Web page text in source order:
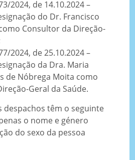
2024, de 14.10.2024 –
do Dr. Francisco
Consultor da Direção-
2024, de 25.10.2024 –
da Dra. Maria
de Nóbrega Moita como
Geral da Saúde.
despachos têm o seguinte
o nome e género
do sexo da pessoa